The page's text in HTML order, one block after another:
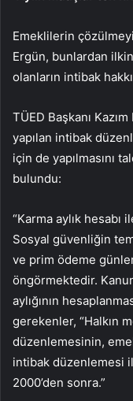
Emeklilerin
Ergün, bunlardan
olanların intibak
TÜED Başkanı
yapılan intibak
için de yapılmasını
bulundu:
“Karma aylık
Sosyal güvenliğin
ve prim ödeme
öngörmektedir.
aylığının
gerekenler, “Halkın
düzenlemesinin,
intibak düzenlemesi
2000’den sonra.”